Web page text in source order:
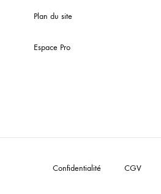
Plan du site
Espace Pro
Confidentialité CGV